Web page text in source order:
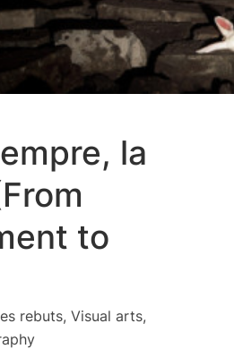
la
to
rebuts, Visual arts,